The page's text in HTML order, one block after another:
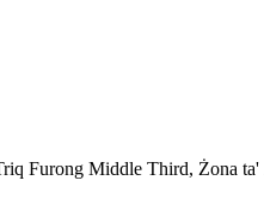
Furong Middle Third, Żona